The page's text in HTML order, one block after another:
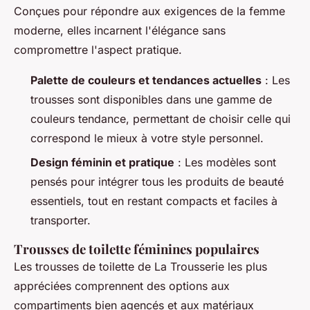
Conçues pour répondre aux exigences de la femme
moderne, elles incarnent l'élégance sans
compromettre l'aspect pratique.
Palette de couleurs et tendances actuelles : Les
trousses sont disponibles dans une gamme de
couleurs tendance, permettant de choisir celle qui
correspond le mieux à votre style personnel.
Design féminin et pratique : Les modèles sont
pensés pour intégrer tous les produits de beauté
essentiels, tout en restant compacts et faciles à
transporter.
Trousses de toilette féminines populaires
Les trousses de toilette de La Trousserie les plus
appréciées comprennent des options aux
compartiments bien agencés et aux matériaux